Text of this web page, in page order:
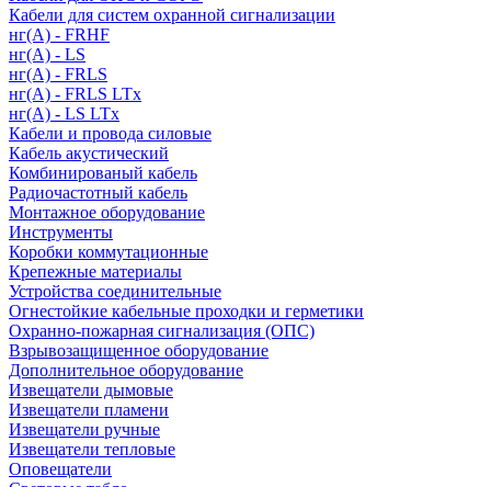
Кабели для систем охранной сигнализации
нг(A) - FRHF
нг(A) - LS
нг(А) - FRLS
нг(А) - FRLS LTx
нг(А) - LS LTx
Кабели и провода силовые
Кабель акустический
Комбинированый кабель
Радиочастотный кабель
Монтажное оборудование
Инструменты
Коробки коммутационные
Крепежные материалы
Устройства соединительные
Огнестойкие кабельные проходки и герметики
Охранно-пожарная сигнализация (ОПС)
Взрывозащищенное оборудование
Дополнительное оборудование
Извещатели дымовые
Извещатели пламени
Извещатели ручные
Извещатели тепловые
Оповещатели